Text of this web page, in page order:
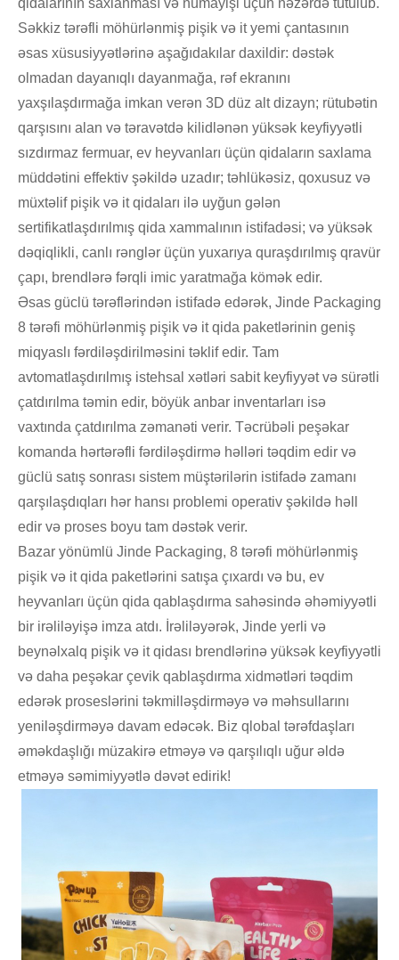
qidalarının saxlanması və nümayişi üçün nəzərdə tutulub.
Səkkiz tərəfli möhürlənmiş pişik və it yemi çantasının
əsas xüsusiyyətlərinə aşağıdakılar daxildir: dəstək
olmadan dayanıqlı dayanmağa, rəf ekranını
yaxşılaşdırmağa imkan verən 3D düz alt dizayn; rütubətin
qarşısını alan və təravətdə kilidlənən yüksək keyfiyyətli
sızdırmaz fermuar, ev heyvanları üçün qidaların saxlama
müddətini effektiv şəkildə uzadır; təhlükəsiz, qoxusuz və
müxtəlif pişik və it qidaları ilə uyğun gələn
sertifikatlaşdırılmış qida xammalının istifadəsi; və yüksək
dəqiqlikli, canlı rənglər üçün yuxarıya quraşdırılmış qravür
çapı, brendlərə fərqli imic yaratmağa kömək edir.
Əsas güclü tərəflərindən istifadə edərək, Jinde Packaging
8 tərəfi möhürlənmiş pişik və it qida paketlərinin geniş
miqyaslı fərdiləşdirilməsini təklif edir. Tam
avtomatlaşdırılmış istehsal xətləri sabit keyfiyyət və sürətli
çatdırılma təmin edir, böyük anbar inventarları isə
vaxtında çatdırılma zəmanəti verir. Təcrübəli peşəkar
komanda hərtərəfli fərdiləşdirmə həlləri təqdim edir və
güclü satış sonrası sistem müştərilərin istifadə zamanı
qarşılaşdıqları hər hansı problemi operativ şəkildə həll
edir və proses boyu tam dəstək verir.
Bazar yönümlü Jinde Packaging, 8 tərəfi möhürlənmiş
pişik və it qida paketlərini satışa çıxardı və bu, ev
heyvanları üçün qida qablaşdırma sahəsində əhəmiyyətli
bir irəliləyişə imza atdı. İrəliləyərək, Jinde yerli və
beynəlxalq pişik və it qidası brendlərinə yüksək keyfiyyətli
və daha peşəkar çevik qablaşdırma xidmətləri təqdim
edərək proseslərini təkmilləşdirməyə və məhsullarını
yeniləşdirməyə davam edəcək. Biz qlobal tərəfdaşları
əməkdaşlığı müzakirə etməyə və qarşılıqlı uğur əldə
etməyə səmimiyyətlə dəvət edirik!